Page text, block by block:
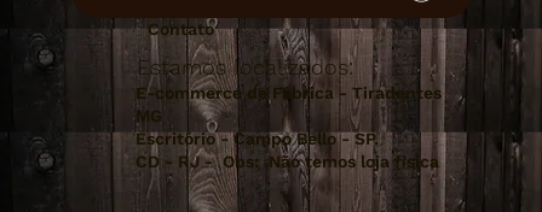
Contato
Estamos localizados:
E-commerce de Fábrica - Tiradentes
MG
Escritório - Campo Bello - SP.
CD - RJ - Obs: Não temos loja fisica